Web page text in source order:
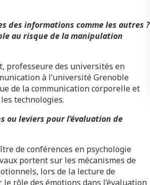
des informations comme les autres ?
au risque de la manipulation
professeure des universités en
à l’université Grenoble
de la communication corporelle et
technologies.
ou leviers pour l’évaluation de
de conférences en psychologie
portent sur les mécanismes de
lors de la lecture de
rôle des émotions dans l’évaluation